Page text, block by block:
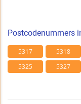
Postcodenummers
5317 5318
5325
5327